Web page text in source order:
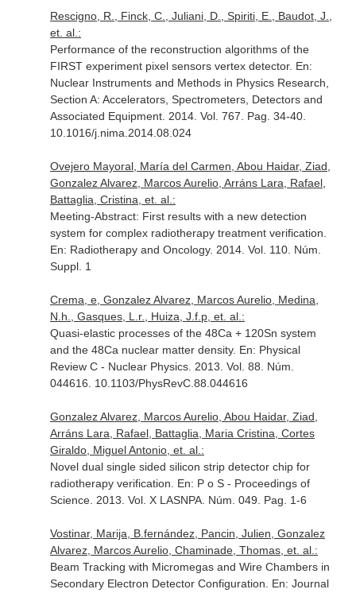
Rescigno, R., Finck, C., Juliani, D., Spiriti, E., Baudot, J.,
et. al.:
Performance of the reconstruction algorithms of the
FIRST experiment pixel sensors vertex detector. En:
Nuclear Instruments and Methods in Physics Research,
Section A: Accelerators, Spectrometers, Detectors and
Associated Equipment. 2014. Vol. 767. Pag. 34-40.
10.1016/j.nima.2014.08.024
Ovejero Mayoral, María del Carmen, Abou Haidar, Ziad,
Gonzalez Alvarez, Marcos Aurelio, Arráns Lara, Rafael,
Battaglia, Cristina, et. al.:
Meeting-Abstract: First results with a new detection
system for complex radiotherapy treatment verification.
En: Radiotherapy and Oncology. 2014. Vol. 110. Núm.
Suppl. 1
Crema, e, Gonzalez Alvarez, Marcos Aurelio, Medina,
N.h., Gasques, L.r., Huiza, J.f.p, et. al.:
Quasi-elastic processes of the 48Ca + 120Sn system
and the 48Ca nuclear matter density. En: Physical
Review C - Nuclear Physics. 2013. Vol. 88. Núm.
044616. 10.1103/PhysRevC.88.044616
Gonzalez Alvarez, Marcos Aurelio, Abou Haidar, Ziad,
Arráns Lara, Rafael, Battaglia, Maria Cristina, Cortes
Giraldo, Miguel Antonio, et. al.:
Novel dual single sided silicon strip detector chip for
radiotherapy verification. En: P o S - Proceedings of
Science. 2013. Vol. X LASNPA. Núm. 049. Pag. 1-6
Vostinar, Marija, B.fernández, Pancin, Julien, Gonzalez
Alvarez, Marcos Aurelio, Chaminade, Thomas, et. al.:
Beam Tracking with Micromegas and Wire Chambers in
Secondary Electron Detector Configuration. En: Journal